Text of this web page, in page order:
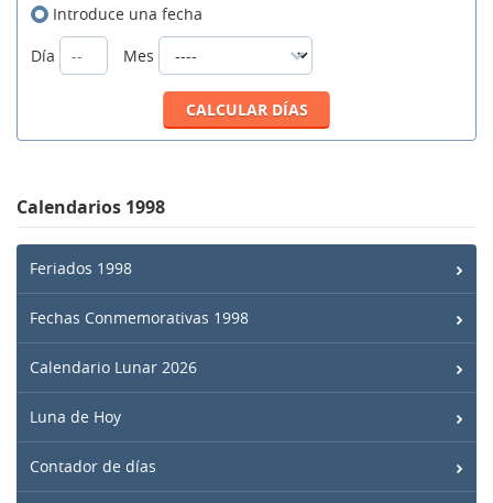
Introduce una fecha
Día
Mes
Calendarios 1998
Feriados 1998
Fechas Conmemorativas 1998
Calendario Lunar 2026
Luna de Hoy
Contador de días